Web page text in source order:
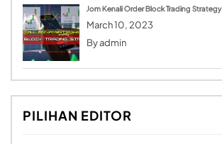
Jom Kenali Order Block Trading Strategy
March 10, 2023
Byadmin
PILIHAN EDITOR